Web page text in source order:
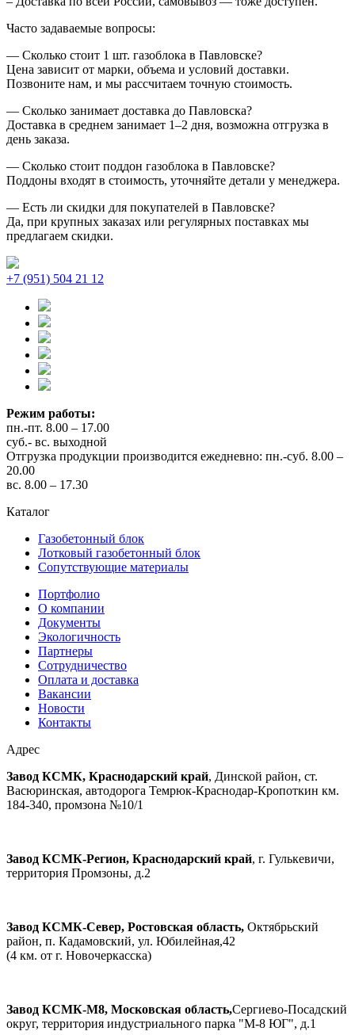
Часто задаваемые вопросы:
— Сколько стоит 1 шт. газоблока в Павловске?
Цена зависит от марки, объема и условий доставки.
Позвоните нам, и мы рассчитаем точную стоимость.
— Сколько занимает доставка до Павловска?
Доставка в среднем занимает 1–2 дня, возможна отгрузка в
день заказа.
— Сколько стоит поддон газоблока в Павловске?
Поддоны входят в стоимость, уточняйте детали у менеджера.
— Есть ли скидки для покупателей в Павловске?
Да, при крупных заказах или регулярных поставках мы
предлагаем скидки.
+7 (951) 504 21 12
Режим работы:
пн.-пт. 8.00 – 17.00
суб.- вс. выходной
Отгрузка продукции производится ежедневно: пн.-суб. 8.00 –
20.00
вс. 8.00 – 17.30
Каталог
Газобетонный блок
Лотковый газобетонный блок
Сопутствующие материалы
Портфолио
О компании
Документы
Экологичность
Партнеры
Сотрудничество
Оплата и доставка
Вакансии
Новости
Контакты
Адрес
Завод КСМК, Краснодарский край, Динской район, ст.
Васюринская, автодорога Темрюк-Краснодар-Кропоткин км.
184-340, промзона №10/1
Завод КСМК-Регион, Краснодарский край, г. Гулькевичи,
территория Промзоны, д.2
Завод КСМК-Север, Ростовская область, Октябрьский
район, п. Кадамовский, ул. Юбилейная,42
(4 км. от г. Новочеркасска)
Завод КСМК-М8, Московская область,Сергиево-Посадский
округ, территория индустриального парка "М-8 ЮГ", д.1